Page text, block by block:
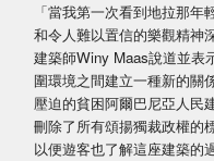
「當我第一次看到地拉那
和令人難以置信的樂觀精神
建築師Winy Maas說道並表
圍環境之間建立一種新的關
壓迫的貧困阿爾巴尼亞人民
刪除了所有頌揚獨裁政權的
以便遊客也了解這座建築的過